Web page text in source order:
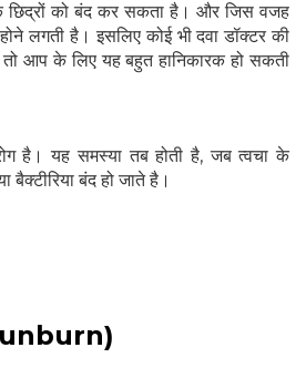
छिद्रों को बंद कर सकता है। और जिस वजह
लगती है। इसलिए कोई भी दवा डॉक्टर की
आप के लिए यह बहुत हानिकारक हो सकती
है। यह समस्या तब होती है, जब त्वचा के
बैक्टीरिया बंद हो जाते है।